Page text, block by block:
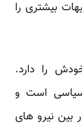
بیشتری را
را دارد.
است و
بین نیرو های